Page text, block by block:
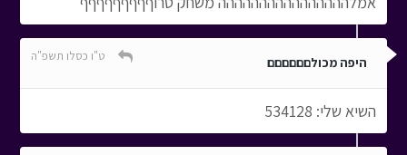
היפה מכולםםםםםם ט"ו כסלו תשפ"ה
השיא שלי: 534128